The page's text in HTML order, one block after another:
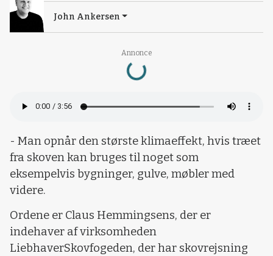
Annonce
Loading...
John Ankersen
- Man opnår den største klimaeffekt, hvis træet
fra skoven kan bruges til noget som
eksempelvis bygninger, gulve, møbler med
videre.
Ordene er Claus Hemmingsens, der er
indehaver af virksomheden
LiebhaverSkovfogeden, der har skovrejsning